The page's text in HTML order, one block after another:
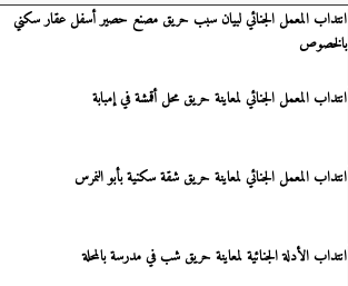
انتداب المعمل الجنائي لبيان سبب حريق مصنع حصير أسفل عقار سكني
بالخصوص
انتداب المعمل الجنائي لمعاينة حريق محل أقمشة في إمبابة
انتداب المعمل الجنائي لمعاينة حريق شقة سكنية بأبو النمرس
انتداب الأدلة الجنائية لمعاينة حريق شب في مدرسة بالمحلة